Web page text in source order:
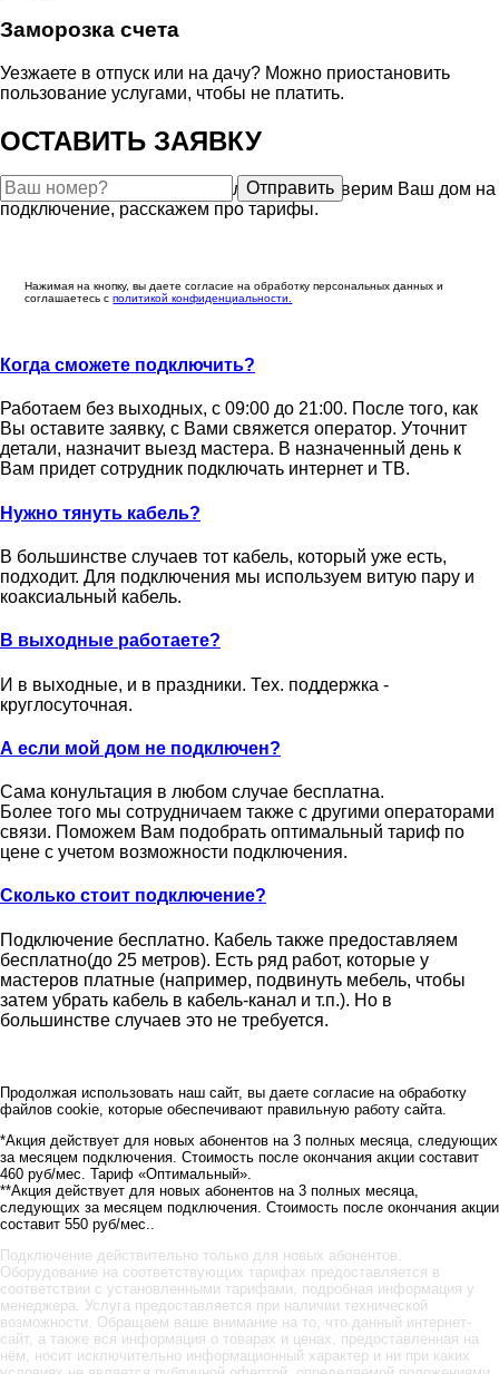
Заморозка счета
Уезжаете в отпуск или на дачу? Можно приостановить
пользование услугами, чтобы не платить.
ОСТАВИТЬ ЗАЯВКУ
Закажите бесплатную консультацию, проверим Ваш дом на
подключение, расскажем про тарифы.
Отправить
Нажимая на кнопку, вы даете согласие на обработку персональных данных и
соглашаетесь cполитикой конфиденциальности.
Когда сможете подключить?
Работаем без выходных, с 09:00 до 21:00. После того, как
Вы оставите заявку, с Вами свяжется оператор. Уточнит
детали, назначит выезд мастера. В назначенный день к
Вам придет сотрудник подключать интернет и ТВ.
Нужно тянуть кабель?
В большинстве случаев тот кабель, который уже есть,
подходит. Для подключения мы используем витую пару и
коаксиальный кабель.
В выходные работаете?
И в выходные, и в праздники. Тех. поддержка -
круглосуточная.
А если мой дом не подключен?
Сама конультация в любом случае бесплатна.
Более того мы сотрудничаем также с другими операторами
связи. Поможем Вам подобрать оптимальный тариф по
цене с учетом возможности подключения.
Сколько стоит подключение?
Подключение бесплатно. Кабель также предоставляем
бесплатно(до 25 метров). Есть ряд работ, которые у
мастеров платные (например, подвинуть мебель, чтобы
затем убрать кабель в кабель-канал и т.п.). Но в
большинстве случаев это не требуется.
Продолжая использовать наш сайт, вы даете согласие на обработку
файлов cookie, которые обеспечивают правильную работу сайта.
*Акция действует для новых абонентов на 3 полных месяца, следующих
за месяцем подключения. Стоимость после окончания акции составит
460 руб/мес. Тариф «Оптимальный».
**Акция действует для новых абонентов на 3 полных месяца,
следующих за месяцем подключения. Стоимость после окончания акции
составит 550 руб/мес..
Подключение действительно только для новых абонентов.
Оборудование на соответствующих тарифах предоставляется в
соответствии с установленными тарифами, подробная информация у
менеджера. Услуга предоставляется при наличии технической
возможности. Обращаем ваше внимание на то, что данный интернет-
сайт, а также вся информация о товарах и ценах, предоставленная на
нём, носит исключительно информационный характер и ни при каких